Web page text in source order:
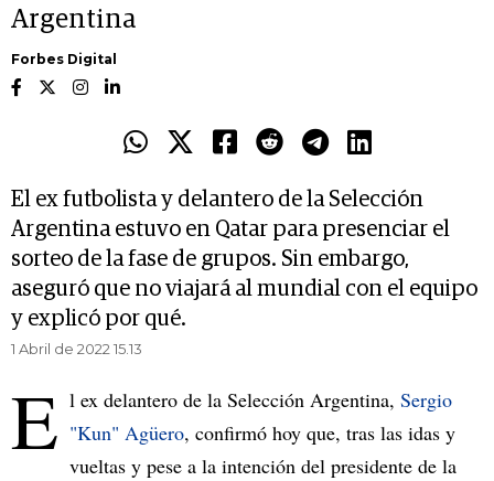
Argentina
Forbes Digital
El ex futbolista y delantero de la Selección
Argentina estuvo en Qatar para presenciar el
sorteo de la fase de grupos. Sin embargo,
aseguró que no viajará al mundial con el equipo
y explicó por qué.
1 Abril de 2022 15.13
E l ex delantero de la Selección Argentina, Sergio
"Kun" Agüero, confirmó hoy que, tras las idas y
vueltas y pese a la intención del presidente de la